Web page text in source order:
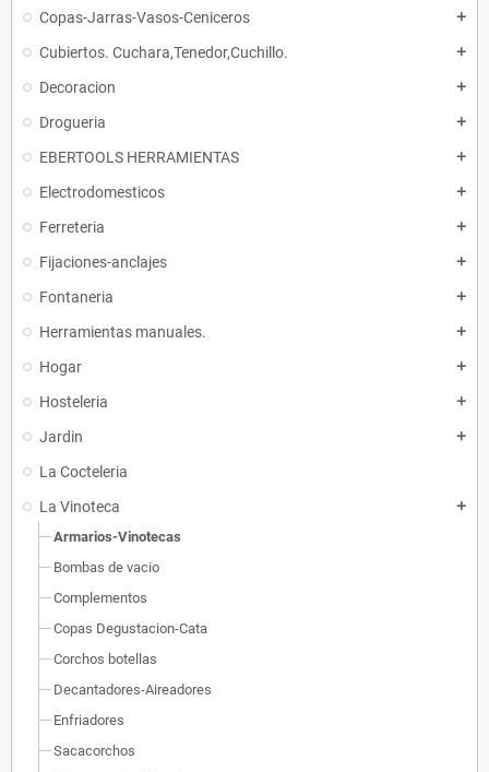
Copas-Jarras-Vasos-Ceniceros add
Cubiertos. Cuchara,Tenedor,Cuchillo. add
Decoracion add
Drogueria add
EBERTOOLS HERRAMIENTAS add
Electrodomesticos add
Ferreteria add
Fijaciones-anclajes add
Fontaneria add
Herramientas manuales. add
Hogar add
Hosteleria add
Jardin add
La Cocteleria
La Vinoteca
add
Armarios-Vinotecas
Bombas de vacio
Complementos
Copas Degustacion-Cata
Corchos botellas
Decantadores-Aireadores
Enfriadores
Sacacorchos